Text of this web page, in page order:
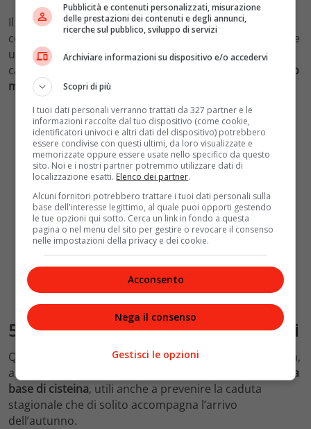
Il phonè consigliato che rimanga almeno a 20
centimetri didistanza dalla testa ed è ottimale scegliere
una temperatura di asciugatura media, evitando il
calore.Quanto alla piastra,
meglio
metterli da parte per qualche tempo
5. Ricorrere agli integratori per capelli
Quando la situazione sembra davvero essere disperata,
allora si può pensare di ricorrere ad alcuni
integratori a
base di cisteina, utili anche a prevenire la caduta
stagionale che di solito accompagna l’arrivo
dell’autunno.
Pubblicità e contenuti personalizzati, misurazione
delle prestazioni dei contenuti e degli annunci,
ricerche sul pubblico, sviluppo di servizi
Archiviare informazioni su dispositivo e/o accedervi
Scopri di più
I tuoi dati personali verranno trattati da 327 partner e le
informazioni raccolte dal tuo dispositivo (come cookie,
identificatori univoci e altri dati del dispositivo) potrebbero
essere condivise con questi ultimi, da loro visualizzate e
memorizzate oppure essere usate nello specifico da questo
sito. Noi e i nostri partner potremmo utilizzare dati di
localizzazione esatti. Elenco dei partner.
Alcuni fornitori potrebbero trattare i tuoi dati personali sulla
base dell'interesse legittimo, al quale puoi opporti gestendo
le tue opzioni qui sotto. Cerca un link in fondo a questa
pagina o nel menu del sito per gestire o revocare il consenso
nelle impostazioni della privacy e dei cookie.
Acconsento
Nega il consenso
Gestisci le opzioni